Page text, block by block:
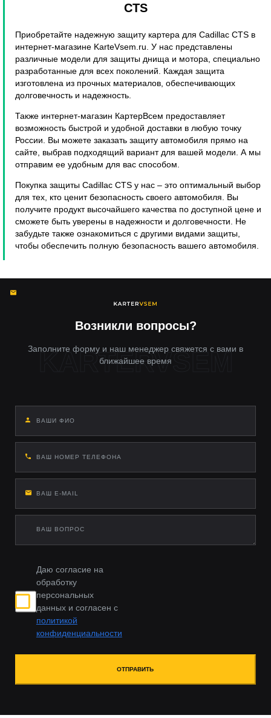
CTS
Приобретайте надежную защиту картера для Cadillac CTS в
интернет-магазине KarteVsem.ru. У нас представлены
различные модели для защиты днища и мотора, специально
разработанные для всех поколений. Каждая защита
изготовлена из прочных материалов, обеспечивающих
долговечность и надежность.
Также интернет-магазин КартерВсем предоставляет
возможность быстрой и удобной доставки в любую точку
России. Вы можете заказать защиту автомобиля прямо на
сайте, выбрав подходящий вариант для вашей модели. А мы
отправим ее удобным для вас способом.
Покупка защиты Cadillac CTS у нас – это оптимальный выбор
для тех, кто ценит безопасность своего автомобиля. Вы
получите продукт высочайшего качества по доступной цене и
сможете быть уверены в надежности и долговечности. Не
забудьте также ознакомиться с другими видами защиты,
чтобы обеспечить полную безопасность вашего автомобиля.
Возникли вопросы?
Заполните форму и наш менеджер свяжется с вами в
ближайшее время
Даю согласие на
обработку
персональных
данных и согласен с
политикой
конфиденциальности
ОТПРАВИТЬ